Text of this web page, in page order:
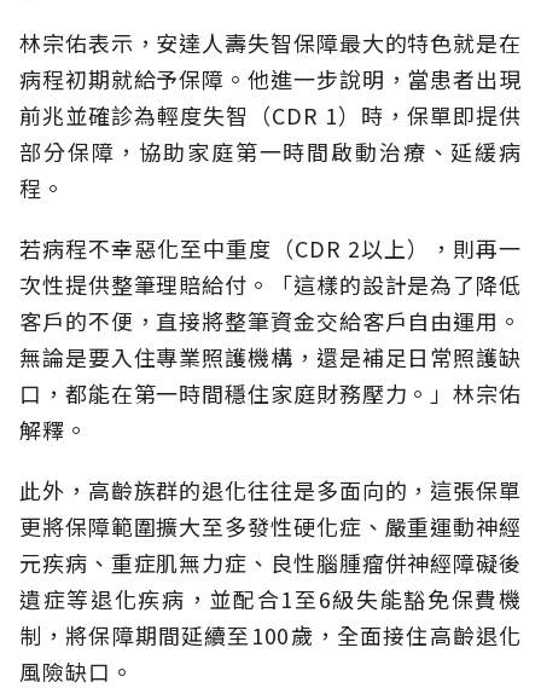
林宗佑表示，安達人壽失智保障最大的特色就是在
病程初期就給予保障。他進一步說明，當患者出現
前兆並確診為輕度失智（CDR 1）時，保單即提供
部分保障，協助家庭第一時間啟動治療、延緩病
程。
若病程不幸惡化至中重度（CDR 2以上），則再一
次性提供整筆理賠給付。「這樣的設計是為了降低
客戶的不便，直接將整筆資金交給客戶自由運用。
無論是要入住專業照護機構，還是補足日常照護缺
口，都能在第一時間穩住家庭財務壓力。」林宗佑
解釋。
此外，高齡族群的退化往往是多面向的，這張保單
更將保障範圍擴大至多發性硬化症、嚴重運動神經
元疾病、重症肌無力症、良性腦腫瘤併神經障礙後
遺症等退化疾病，並配合1至6級失能豁免保費機
制，將保障期間延續至100歲，全面接住高齡退化
風險缺口。